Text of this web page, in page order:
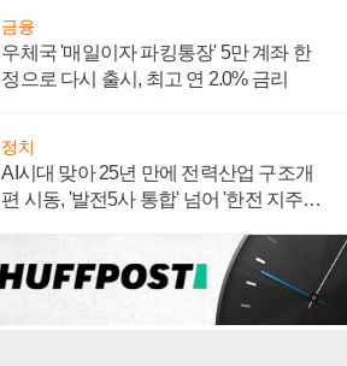
금융
우체국 '매일이자 파킹통장' 5만 계좌 한
정으로 다시 출시, 최고 연 2.0% 금리
정치
AI시대 맞아 25년 만에 전력산업 구조개
편 시동, '발전5사 통합' 넘어 '한전 지주사'